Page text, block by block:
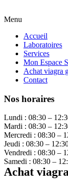
Menu
Accueil
Laboratoires
Services
Mon Espace
Achat viagra
Contact
Nos horaires
Lundi : 08:30 –
Mardi : 08:30 –
Mercredi : 08:30 –
Jeudi : 08:30 –
Vendredi : 08:30 –
Samedi : 08:30 –
Achat